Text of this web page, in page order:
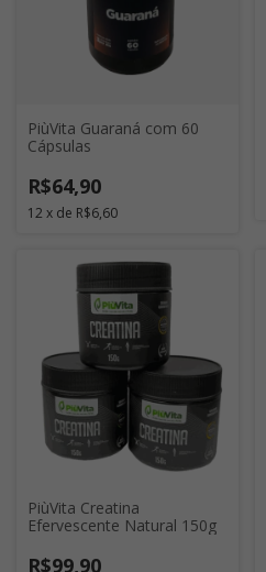
PiùVita Guaraná com 60
Cápsulas
R$64,90
12 x de R$6,60
PiùVita Creatina
Efervescente Natural 150g
R$99,90